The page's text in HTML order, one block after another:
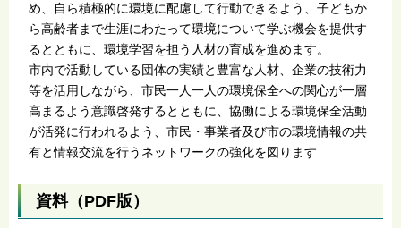
め、自ら積極的に環境に配慮して行動できるよう、子どもか
ら高齢者まで生涯にわたって環境について学ぶ機会を提供す
るとともに、環境学習を担う人材の育成を進めます。
市内で活動している団体の実績と豊富な人材、企業の技術力
等を活用しながら、市民一人一人の環境保全への関心が一層
高まるよう意識啓発するとともに、協働による環境保全活動
が活発に行われるよう、市民・事業者及び市の環境情報の共
有と情報交流を行うネットワークの強化を図ります
資料（PDF版）